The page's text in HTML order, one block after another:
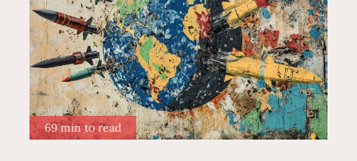
69 min to read